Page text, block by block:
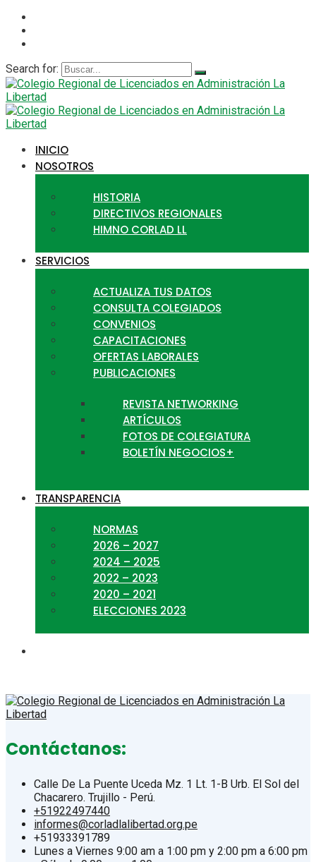
Search for:
INICIO
NOSOTROS
HISTORIA
DIRECTIVOS REGIONALES
HIMNO CORLAD LL
SERVICIOS
ACTUALIZA TUS DATOS
CONSULTA COLEGIADOS
CONVENIOS
CAPACITACIONES
OFERTAS LABORALES
PUBLICACIONES
REVISTA NETWORKING
ARTÍCULOS
FOTOS DE COLEGIATURA
BOLETÍN NEGOCIOS+
TRANSPARENCIA
NORMAS
2026 – 2027
2024 – 2025
2022 – 2023
2020 – 2021
ELECCIONES 2023
Contáctanos:
Calle De La Puente Uceda Mz. 1 Lt. 1-B Urb. El Sol del
Chacarero. Trujillo - Perú.
+51922497440
informes@corladlalibertad.org.pe
+51933391789
Lunes a Viernes 9:00 am a 1:00 pm y 2:00 pm a 6:00 pm